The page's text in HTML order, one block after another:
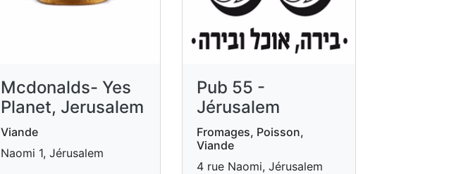
Mcdonalds- Yes
Planet, Jerusalem
Viande
Naomi 1, Jérusalem
Pub 55 -
Jérusalem
Fromages, Poisson,
Viande
4 rue Naomi, Jérusalem